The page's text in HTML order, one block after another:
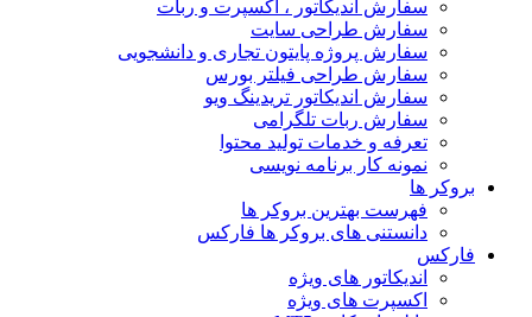
سفارش اندیکاتور ، اکسپرت و ربات
سفارش طراحی سایت
سفارش پروژه پایتون تجاری و دانشجویی
سفارش طراحی فیلتر بورس
سفارش اندیکاتور تریدینگ ویو
سفارش ربات تلگرامی
تعرفه و خدمات تولید محتوا
نمونه کار برنامه نویسی
بروکر ها
فهرست بهترین بروکر ها
دانستنی های بروکر ها فارکس
فارکس
اندیکاتور های ویژه
اکسپرت های ویژه